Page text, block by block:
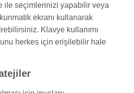
ile seçimlerinizi yapabilir veya
ekranı kullanarak
Klavye kullanımı
herkes için erişilebilir hale